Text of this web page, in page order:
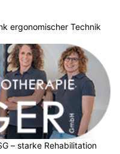
ergonomischer Technik
– starke Rehabilitation